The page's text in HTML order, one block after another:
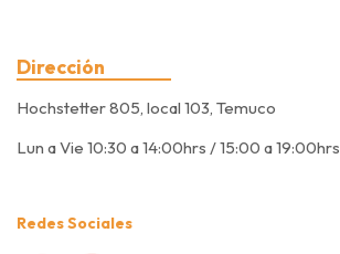
Dirección
Hochstetter 805, local 103, Temuco
Lun a Vie 10:30 a 14:00hrs / 15:00 a 19:00hrs
Redes Sociales